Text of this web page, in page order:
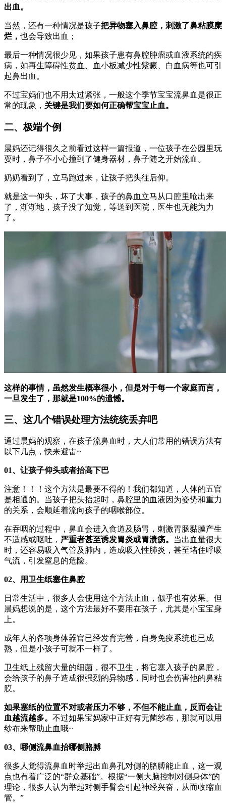
出血。
当然，还有一种情况是孩子把异物塞入鼻腔，刺激了鼻粘膜糜
烂， 也会导致出血；
最后一种情况很少见，如果孩子患有鼻腔肿瘤或血液系统的疾
病，如再生障碍性贫血、血小板减少性紫癜、白血病等也可引
起鼻出血。
不过宝妈们也不用太过紧张，一般这个季节宝宝流鼻血是很正
常的现象， 关键是我们要如何正确帮宝宝止血。
二、极端个例
晨妈还记得很久之前看过这样一篇报道，一位孩子在公园里玩
耍时，鼻子不小心撞到了健身器材，鼻子随之开始流血。
奶奶看到了，立马跑过来，让孩子把头往后仰。
就是这一仰头，坏了大事，孩子的鼻血立马从口腔里呛出来
了，渐渐地，孩子没了知觉，等送到医院，医生也无能为力
了。
这样的事情，虽然发生概率很小，但是对于每一个家庭而言，
一旦发生了，那就是100%的遗憾。
三、这几个错误处理方法统统丢弃吧
通过晨妈的观察，在孩子流鼻血时，大人们常用的错误方法有
以下几点，快来避雷~
01、让孩子仰头或者抬高下巴
注意！！！这个方法是最要不得的！我们都知道，人体的五官
是相通的。当孩子把头抬起时，鼻腔里的血液因为姿势和重力
的关系，会顺延着流向孩子的咽喉部位。
在吞咽的过程中，鼻血会进入食道及肠胃，刺激胃肠黏膜产生
不适感或呕吐， 严重者甚至诱发胃炎或胃溃疡。 当出血量很大
时，还容易吸入气管及肺内，造成吸入性肺炎，甚至堵住呼吸
气流，引发窒息的危险。
02、用卫生纸塞住鼻腔
日常生活中，很多人会使用这个方法止血，似乎也有效果。但
晨妈想说的是，这个方法最好不要用在孩子，尤其是小宝宝身
上。
成年人的各项身体器官已经发育完善，自身免疫系统也已成
熟，但是小孩子可就不一样了。
卫生纸上残留大量的细菌，很不卫生，将它塞入孩子的鼻腔，
会给孩子的鼻子造成很强烈的异物感，同时也会伤害他的鼻粘
膜。
如果塞纸的位置不对或者压力不够，不但不能止血，反而会让
血越流越多。 不过如果宝妈家中正好有无菌纱布，那就可以用
纱布来帮助止血哦~
03、哪侧流鼻血抬哪侧胳膊
很多人觉得流鼻血时举起出血鼻孔对侧的胳膊能止血，这一观
点也有着广泛的“群众基础”。根据“一侧大脑控制对侧身体”的
理论，很多人认为举起对侧手臂会引起神经兴奋，从而收缩血
管。”